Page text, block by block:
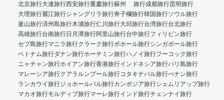
北京旅行大連旅行西安旅行重慶旅行蘇州 旅行成都旅行昆明旅行
大理旅行麗江旅行シャングリラ旅行奔子欄旅行韓国旅行ソウル旅行
釜山旅行済州島旅行木浦旅行仁川旅行大邱旅行台湾旅行台北旅行
高雄旅行台南旅行日月潭旅行阿里山旅行台中旅行フィリピン旅行
セブ島旅行マニラ旅行クラーク旅行ボホール旅行シンガポール旅行
ベトナム旅行ダナン旅行ホーチミン旅行ハノイ旅行フーコック旅行
ニャチャン旅行ホイアン旅行香港旅行インドネシア旅行バリ島旅行
マレーシア旅行クアラルンプール旅行コタキナバル旅行ぺナン旅行
ランカウイ旅行ジョホールバル旅行カンボジア旅行シェムリアップ旅行
マカオ旅行モルディブ旅行マーレ旅行インド旅行チェンナイ旅行